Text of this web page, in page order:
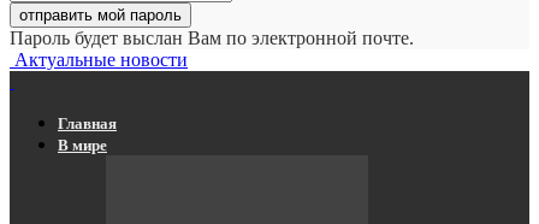
Пароль будет выслан Вам по электронной почте.
Актуальные новости
Главная
В мире